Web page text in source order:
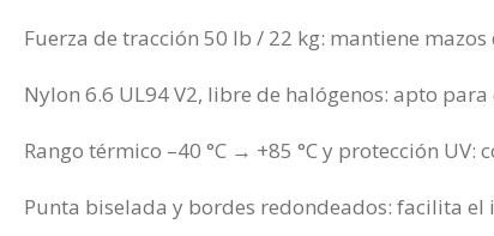
Fuerza de tracción 50 lb / 22 kg: mantiene
Nylon 6.6 UL94 V2, libre de halógenos: apto
Rango térmico –40 °C → +85 °C y protección
Punta biselada y bordes redondeados: facilita